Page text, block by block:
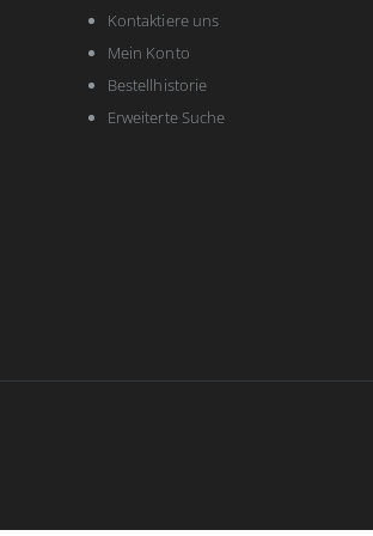
Kontaktiere uns
Mein Konto
Bestellhistorie
Erweiterte Suche